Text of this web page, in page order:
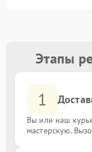
Этапы
1
Вы или наш
мастерскую.